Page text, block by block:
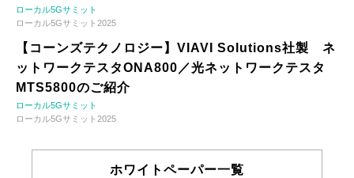
ローカル5Gサミット
ローカル5Gサミット2025
【コーンズテクノロジー】VIAVI Solutions社製 ネ
ットワークテスタONA800／光ネットワークテスタ
MTS5800のご紹介
ローカル5Gサミット
ローカル5Gサミット2025
ホワイトペーパー一覧